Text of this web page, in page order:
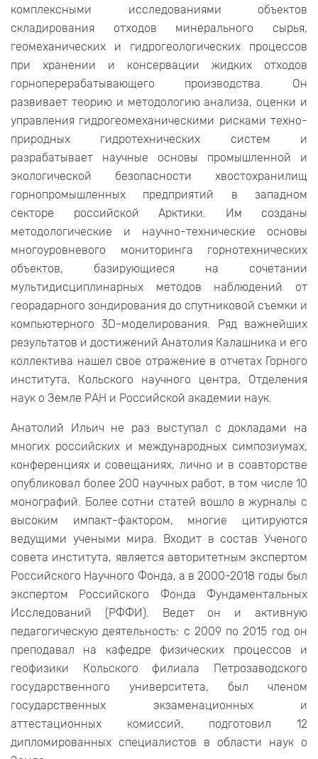
комплексными исследованиями объектов
складирования отходов минерального сырья,
геомеханических и гидрогеологических процессов
при хранении и консервации жидких отходов
горноперерабатывающего производства. Он
развивает теорию и методологию анализа, оценки и
управления гидрогеомеханическими рисками техно-
природных гидротехнических систем и
разрабатывает научные основы промышленной и
экологической безопасности хвостохранилищ
горнопромышленных предприятий в западном
секторе российской Арктики. Им созданы
методологические и научно-технические основы
многоуровневого мониторинга горнотехнических
объектов, базирующиеся на сочетании
мультидисциплинарных методов наблюдений от
георадарного зондирования до спутниковой съемки и
компьютерного 3D-моделирования. Ряд важнейших
результатов и достижений Анатолия Калашника и его
коллектива нашел свое отражение в отчетах Горного
института, Кольского научного центра, Отделения
наук о Земле РАН и Российской академии наук.
Анатолий Ильич не раз выступал с докладами на
многих российских и международных симпозиумах,
конференциях и совещаниях, лично и в соавторстве
опубликовал более 200 научных работ, в том числе 10
монографий. Более сотни статей вошло в журналы с
высоким импакт-фактором, многие цитируются
ведущими учеными мира. Входит в состав Ученого
совета института, является авторитетным экспертом
Российского Научного Фонда, а в 2000-2018 годы был
экспертом Российского Фонда Фундаментальных
Исследований (РФФИ). Ведет он и активную
педагогическую деятельность: с 2009 по 2015 год он
преподавал на кафедре физических процессов и
геофизики Кольского филиала Петрозаводского
государственного университета, был членом
государственных экзаменационных и
аттестационных комиссий, подготовил 12
дипломированных специалистов в области наук о